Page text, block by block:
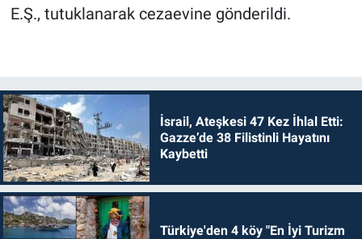
E.Ş., tutuklanarak cezaevine gönderildi.
İsrail, Ateşkesi 47 Kez İhlal Etti:
Gazze’de 38 Filistinli Hayatını
Kaybetti
Türkiye'den 4 köy "En İyi Turizm